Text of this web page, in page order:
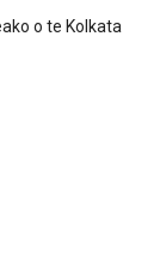
o te Kolkata